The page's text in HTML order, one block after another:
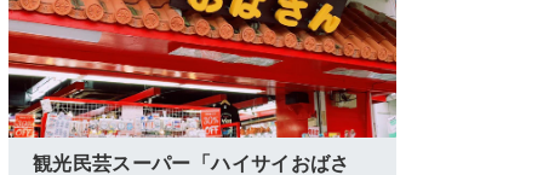
観光民芸スーパー「ハイサイおばさ